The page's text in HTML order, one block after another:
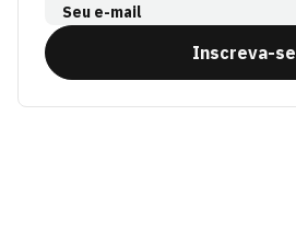
Seu e-mail
Inscreva-se